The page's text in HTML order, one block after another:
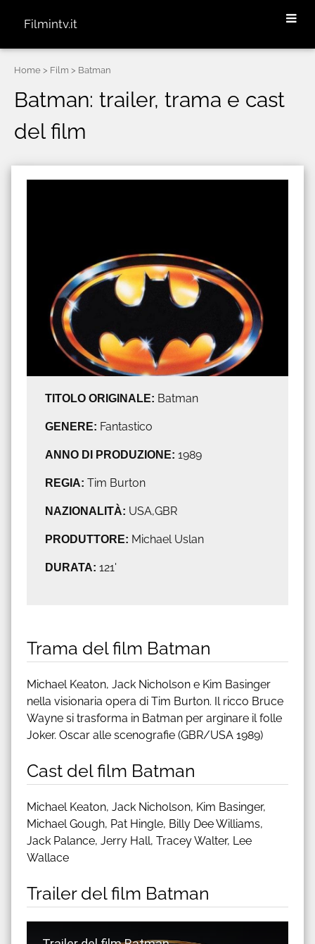
Filmintv.it
Home > Film > Batman
Batman: trailer, trama e cast
del film
TITOLO ORIGINALE: Batman
GENERE: Fantastico
ANNO DI PRODUZIONE: 1989
REGIA: Tim Burton
NAZIONALITÀ: USA,GBR
PRODUTTORE: Michael Uslan
DURATA: 121'
Trama del film Batman
Michael Keaton, Jack Nicholson e Kim Basinger
nella visionaria opera di Tim Burton. Il ricco Bruce
Wayne si trasforma in Batman per arginare il folle
Joker. Oscar alle scenografie (GBR/USA 1989)
Cast del film Batman
Michael Keaton, Jack Nicholson, Kim Basinger,
Michael Gough, Pat Hingle, Billy Dee Williams,
Jack Palance, Jerry Hall, Tracey Walter, Lee
Wallace
Trailer del film Batman